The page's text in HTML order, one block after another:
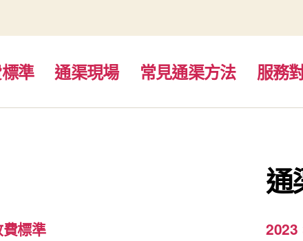
準 通渠現場 常見通渠方法 服務
標準
通
2023